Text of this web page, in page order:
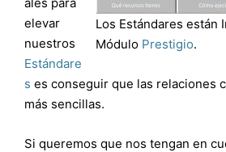
Los Estándares están
Módulo Prestigio.
elevar
nuestros
Estándare
s es conseguir que las relaciones
más sencillas.
Si queremos que nos tengan en